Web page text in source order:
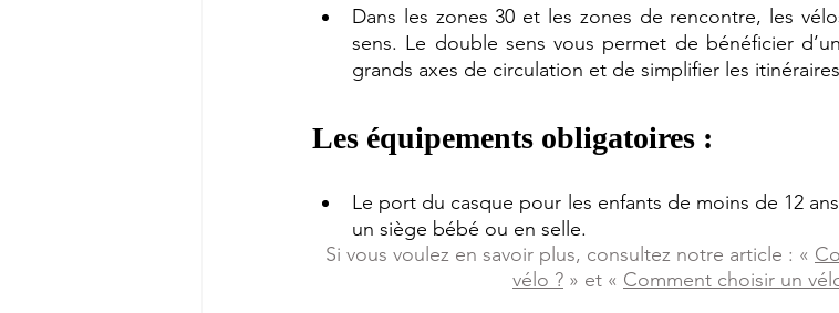
Dans les zones 30 et les zones de rencontre, les
sens. Le double sens vous permet de bénéficier
grands axes de circulation et de simplifier les
Les équipements obligatoires :
Le port du casque pour les enfants de moins de 12
un siège bébé ou en selle.
Si vous voulez en savoir plus, consultez notre article : «
vélo ? » et « Comment choisir un